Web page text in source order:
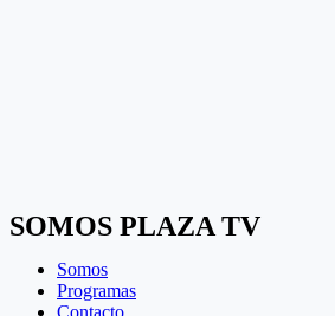
SOMOS PLAZA TV
Somos
Programas